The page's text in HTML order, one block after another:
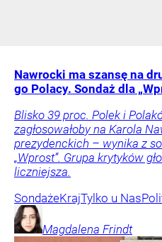
Nawrocki ma szansę na
go Polacy. Sondaż dla
Blisko 39 proc. Polek i
zagłosowałoby na Karola
prezydenckich – wynika z
„Wprost”. Grupa krytyków
liczniejsza.
SondażeKrajTylko u Nas
Magdalena Frindt